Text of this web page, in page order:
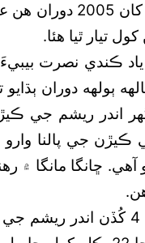
انصاريءَ ٻڌايو
ڪندي نصرت بيبيءَ
ٻولهه دوران
ڪيڙن جي پالنا
ڇانگا مانگا ۾
خاندان جو هر هڪ ڀاتي 4